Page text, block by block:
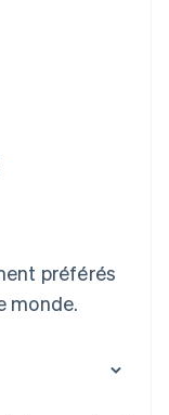
préférés
monde.